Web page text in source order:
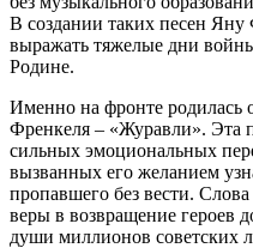
В создании таких песен Яну
выражать тяжелые дни
Родине.
Именно на фронте родилась
Френкеля – «Журавли». Эта
сильных эмоциональных
вызванных его желанием
пропавшего без вести.
веры в возвращение героев
души миллионов советских